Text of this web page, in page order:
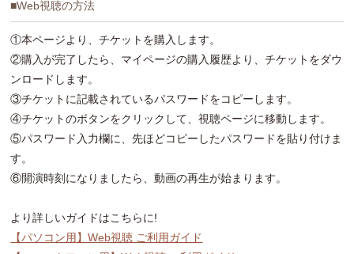
■Web視聴の方法
①本ページより、チケットを購入します。
②購入が完了したら、マイページの購入履歴より、チケットをダウ
ンロードします。
③チケットに記載されているパスワードをコピーします。
④チケットのボタンをクリックして、視聴ページに移動します。
⑤パスワード入力欄に、先ほどコピーしたパスワードを貼り付けま
す。
⑥開演時刻になりましたら、動画の再生が始まります。
より詳しいガイドはこちらに!
【パソコン用】Web視聴 ご利用ガイド